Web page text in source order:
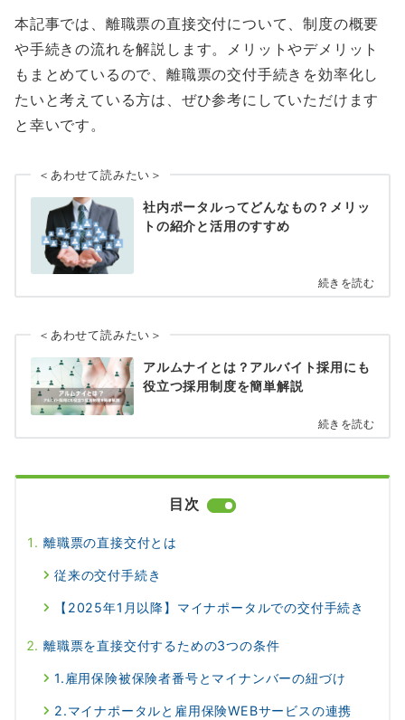
本記事では、離職票の直接交付について、制度の概要
や手続きの流れを解説します。メリットやデメリット
もまとめているので、離職票の交付手続きを効率化し
たいと考えている方は、ぜひ参考にしていただけます
と幸いです。
＜あわせて読みたい＞
社内ポータルってどんなもの？メリッ
トの紹介と活用のすすめ
続きを読む
＜あわせて読みたい＞
アルムナイとは？アルバイト採用にも
役立つ採用制度を簡単解説
続きを読む
目次
離職票の直接交付とは
従来の交付手続き
【2025年1月以降】マイナポータルでの交付手続き
離職票を直接交付するための3つの条件
1.雇用保険被保険者番号とマイナンバーの紐づけ
2.マイナポータルと雇用保険WEBサービスの連携